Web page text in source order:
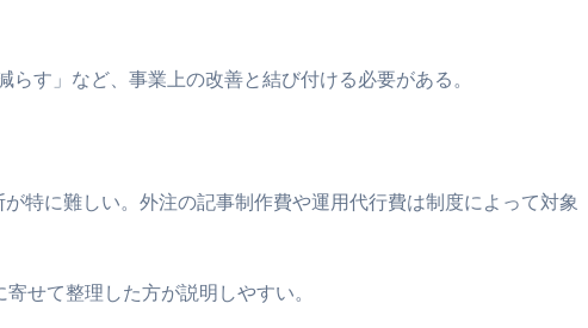
す」など、事業上の改善と結び付ける必要がある。
特に難しい。外注の記事制作費や運用代行費は制度によって対象
せて整理した方が説明しやすい。